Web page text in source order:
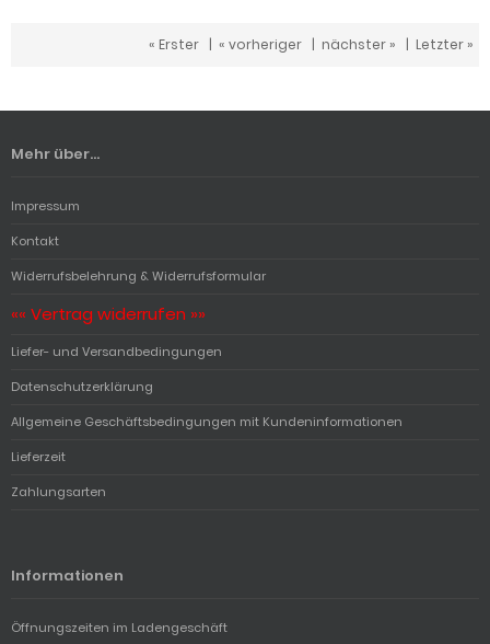
« Erster | « vorheriger | nächster » | Letzter »
Mehr über...
Impressum
Kontakt
Widerrufsbelehrung & Widerrufsformular
«« Vertrag widerrufen »»
Liefer- und Versandbedingungen
Datenschutzerklärung
Allgemeine Geschäftsbedingungen mit Kundeninformationen
Lieferzeit
Zahlungsarten
Informationen
Öffnungszeiten im Ladengeschäft